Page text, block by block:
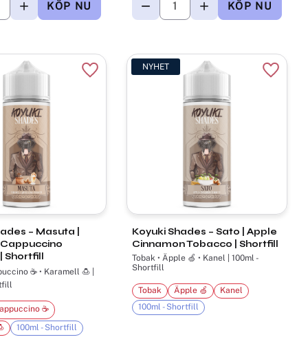
– Masuta |
☕
100ml - Shortfill
Lägg till i favoriter
Koyuki Shades – Sato | Apple
Cinnamon Tobacco | Shortfill
Tobak • Äpple 🍏 • Kanel | 100ml -
Shortfill
Tobak Äpple 🍏
Kanel
100ml - Shortfill
NYHET
Lägg